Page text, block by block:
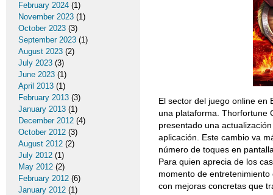
El sector del juego online en
una plataforma. Thorfortune
presentado una
aplicación. Este cambio va
número de toques en
Para quien aprecia de los
momento de
con mejoras concretas que
February 2024 (1)
November 2023 (1)
October 2023 (3)
September 2023 (1)
August 2023 (2)
July 2023 (3)
June 2023 (1)
April 2013 (1)
February 2013 (3)
January 2013 (1)
December 2012 (4)
October 2012 (3)
August 2012 (2)
July 2012 (1)
May 2012 (2)
February 2012 (6)
January 2012 (1)